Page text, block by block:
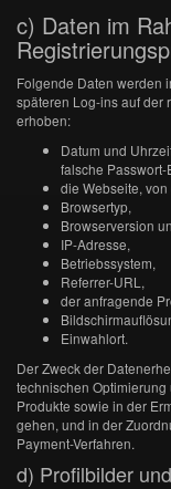
c) Daten im
Folgende Daten werden
späteren Log-ins auf der
erhoben:
Datum und
falsche Passwort-
die Webseite,
Browsertyp,
Browserversion
IP-Adresse,
Betriebssystem,
Referrer-URL,
der anfragende
Einwahlort.
Der Zweck der
technischen
Produkte sowie in der
gehen, und in der
Payment-Verfahren.
d) Profilbilder